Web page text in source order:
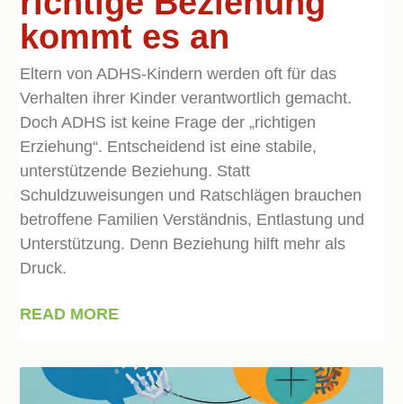
kommt es an
Eltern von ADHS-Kindern werden oft für das
Verhalten ihrer Kinder verantwortlich gemacht.
Doch ADHS ist keine Frage der „richtigen
Erziehung“. Entscheidend ist eine stabile,
unterstützende Beziehung. Statt
Schuldzuweisungen und Ratschlägen brauchen
betroffene Familien Verständnis, Entlastung und
Unterstützung. Denn Beziehung hilft mehr als
Druck.
READ MORE